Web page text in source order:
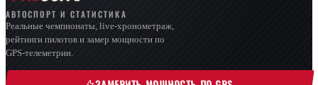
АВТОСПОРТ И СТАТИСТИКА
Реальные чемпионаты, live-хронометраж,
рейтинги пилотов и замер мощности по
GPS-телеметрии.